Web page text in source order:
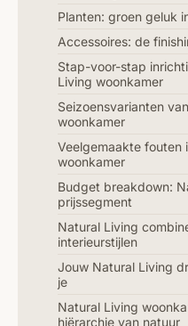
Planten: groen geluk
Accessoires: de
Stap-voor-stap
Living woonkamer
Seizoensvarianten
woonkamer
Veelgemaakte fouten
woonkamer
Budget breakdown:
prijssegment
Natural Living
interieurstijlen
Jouw Natural Living
je
Natural Living
hiërarchie van natuur